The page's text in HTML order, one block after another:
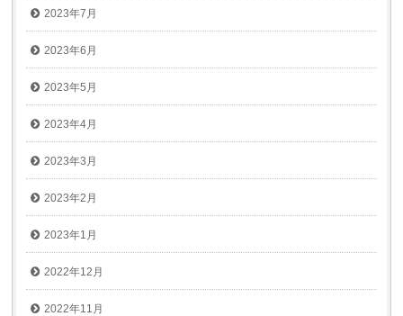
2023年7月
2023年6月
2023年5月
2023年4月
2023年3月
2023年2月
2023年1月
2022年12月
2022年11月